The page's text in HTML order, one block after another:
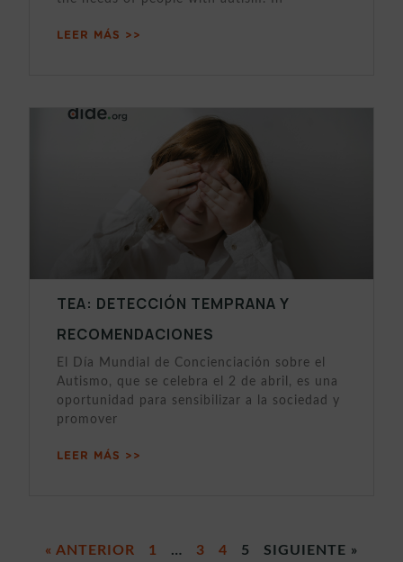
LEER MÁS >>
TEA: DETECCIÓN TEMPRANA Y
RECOMENDACIONES
El Día Mundial de Concienciación sobre el
Autismo, que se celebra el 2 de abril, es una
oportunidad para sensibilizar a la sociedad y
promover
LEER MÁS >>
« ANTERIOR 1 … 3 4 5 SIGUIENTE »